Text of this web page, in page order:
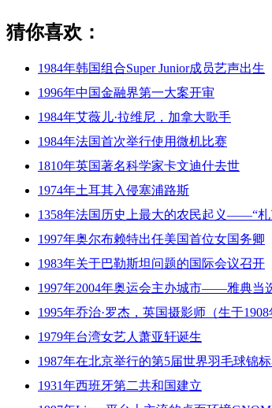
猜你喜欢：
1984年韩国组合Super Junior成员艺声出生
1996年中国金融界第一大案开审
1984年艾薇儿·拉维尼，加拿大歌手
1984年法国首次举行使用微机比赛
1810年英国著名科学家卡文迪什去世
1974年土耳其入侵塞浦路斯
1358年法国历史上最大的农民起义——“札
1997年奥尔布赖特出任美国首位女国务卿
1983年关于巴勒斯坦问题的国际会议召开
1997年2004年奥运会主办城市——雅典当
1995年乔治·罗杰，英国摄影师（生于1908
1979年台湾女艺人萧亚轩诞生
1987年在北京举行的第5届世界羽毛球锦
1931年西班牙第二共和国建立